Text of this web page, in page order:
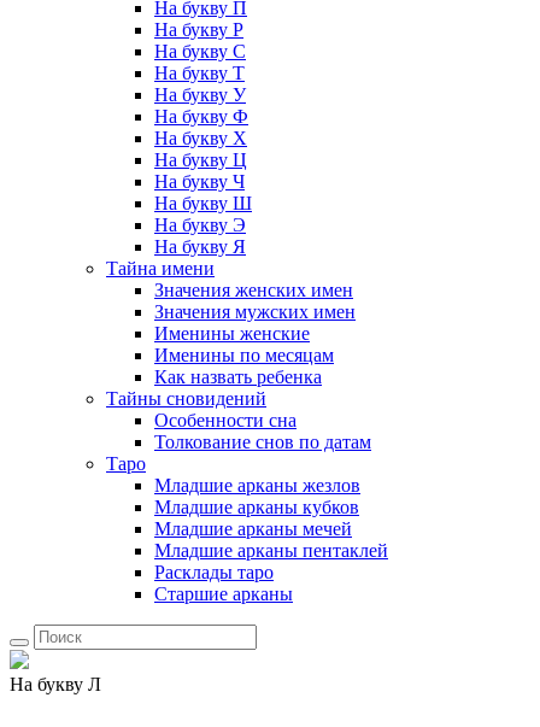
На букву П
На букву Р
На букву С
На букву Т
На букву У
На букву Ф
На букву Х
На букву Ц
На букву Ч
На букву Ш
На букву Э
На букву Я
Тайна имени
Значения женских имен
Значения мужских имен
Именины женские
Именины по месяцам
Как назвать ребенка
Тайны сновидений
Особенности сна
Толкование снов по датам
Таро
Младшие арканы жезлов
Младшие арканы кубков
Младшие арканы мечей
Младшие арканы пентаклей
Расклады таро
Старшие арканы
На букву Л